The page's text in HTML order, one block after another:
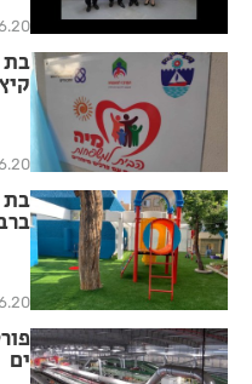
בת
בת
ים